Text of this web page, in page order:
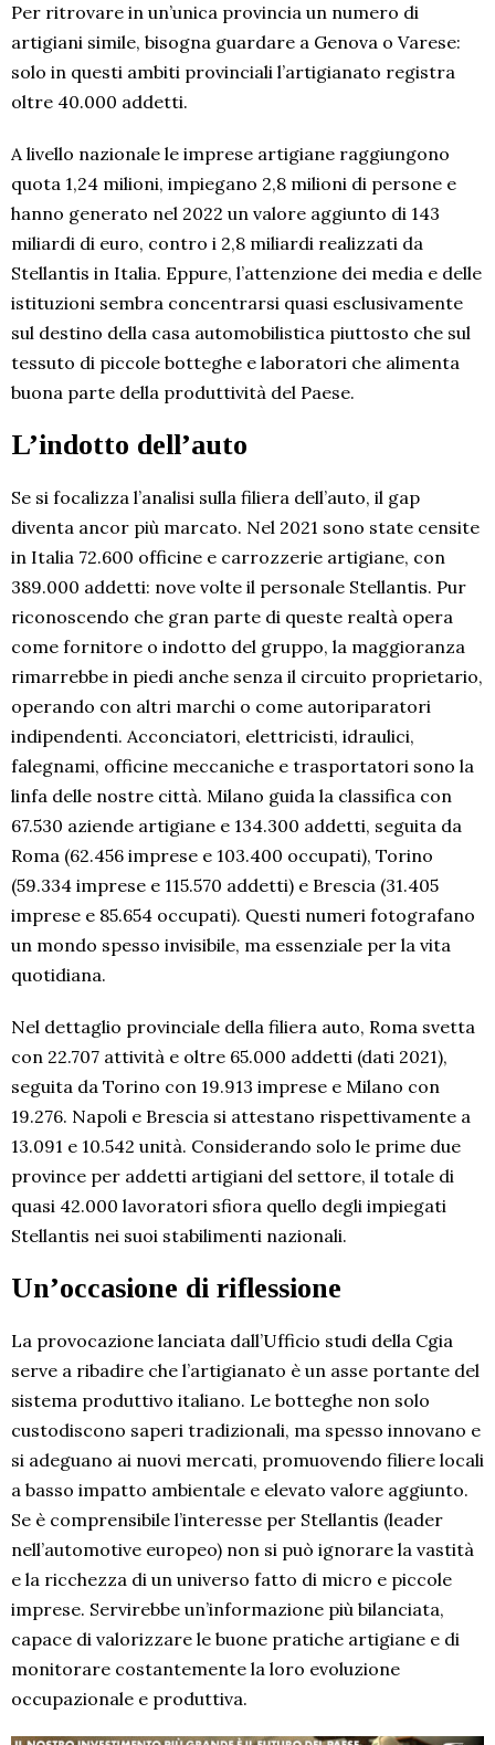
Per ritrovare in un’unica provincia un numero di
artigiani simile, bisogna guardare a Genova o Varese:
solo in questi ambiti provinciali l’artigianato registra
oltre 40.000 addetti.
A livello nazionale le imprese artigiane raggiungono
quota 1,24 milioni, impiegano 2,8 milioni di persone e
hanno generato nel 2022 un valore aggiunto di 143
miliardi di euro, contro i 2,8 miliardi realizzati da
Stellantis in Italia. Eppure, l’attenzione dei media e delle
istituzioni sembra concentrarsi quasi esclusivamente
sul destino della casa automobilistica piuttosto che sul
tessuto di piccole botteghe e laboratori che alimenta
buona parte della produttività del Paese.
L’indotto dell’auto
Se si focalizza l’analisi sulla filiera dell’auto, il gap
diventa ancor più marcato. Nel 2021 sono state censite
in Italia 72.600 officine e carrozzerie artigiane, con
389.000 addetti: nove volte il personale Stellantis. Pur
riconoscendo che gran parte di queste realtà opera
come fornitore o indotto del gruppo, la maggioranza
rimarrebbe in piedi anche senza il circuito proprietario,
operando con altri marchi o come autoriparatori
indipendenti. Acconciatori, elettricisti, idraulici,
falegnami, officine meccaniche e trasportatori sono la
linfa delle nostre città. Milano guida la classifica con
67.530 aziende artigiane e 134.300 addetti, seguita da
Roma (62.456 imprese e 103.400 occupati), Torino
(59.334 imprese e 115.570 addetti) e Brescia (31.405
imprese e 85.654 occupati). Questi numeri fotografano
un mondo spesso invisibile, ma essenziale per la vita
quotidiana.
Nel dettaglio provinciale della filiera auto, Roma svetta
con 22.707 attività e oltre 65.000 addetti (dati 2021),
seguita da Torino con 19.913 imprese e Milano con
19.276. Napoli e Brescia si attestano rispettivamente a
13.091 e 10.542 unità. Considerando solo le prime due
province per addetti artigiani del settore, il totale di
quasi 42.000 lavoratori sfiora quello degli impiegati
Stellantis nei suoi stabilimenti nazionali.
Un’occasione di riflessione
La provocazione lanciata dall’Ufficio studi della Cgia
serve a ribadire che l’artigianato è un asse portante del
sistema produttivo italiano. Le botteghe non solo
custodiscono saperi tradizionali, ma spesso innovano e
si adeguano ai nuovi mercati, promuovendo filiere locali
a basso impatto ambientale e elevato valore aggiunto.
Se è comprensibile l’interesse per Stellantis (leader
nell’automotive europeo) non si può ignorare la vastità
e la ricchezza di un universo fatto di micro e piccole
imprese. Servirebbe un’informazione più bilanciata,
capace di valorizzare le buone pratiche artigiane e di
monitorare costantemente la loro evoluzione
occupazionale e produttiva.